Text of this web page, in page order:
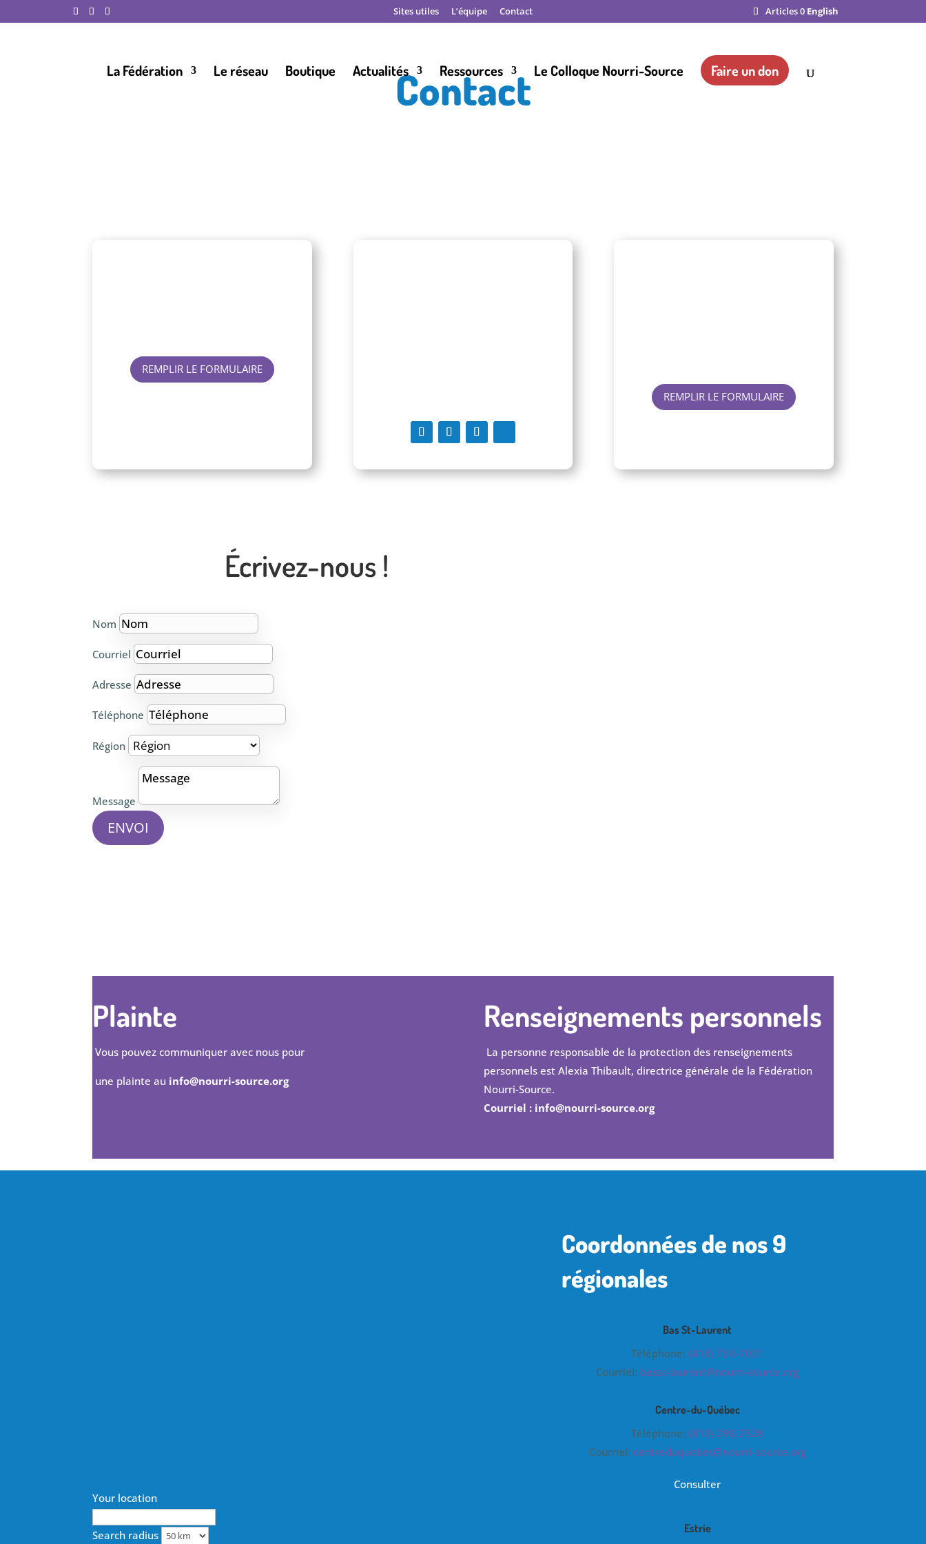
Sites utiles L’équipe Contact Articles 0 English
La Fédération Le réseau Boutique Actualités Ressources Le Colloque Nourri-Source Faire un don
Contact
REMPLIR LE FORMULAIRE
REMPLIR LE FORMULAIRE
Écrivez-nous !
Nom
Courriel
Adresse
Téléphone
Région
Message
ENVOI
Plainte
Vous pouvez communiquer avec nous pour
une plainte au info@nourri-source.org
Renseignements personnels
La personne responsable de la protection des renseignements
personnels est Alexia Thibault, directrice générale de la Fédération
Nourri-Source.
Courriel : info@nourri-source.org
Your location
Search radius
Coordonnées de nos 9
régionales
Bas St-Laurent
Téléphone:(418) 750-7001
Courriel: basst-laurent@nourri-source.org
Centre-du-Québec
Téléphone:(819) 298-2528
Courriel: centreduquebec@nourri-source.org
Consulter
Estrie